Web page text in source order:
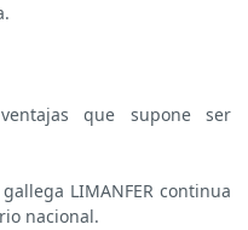
que supone ser
LIMANFER continua
nacional.